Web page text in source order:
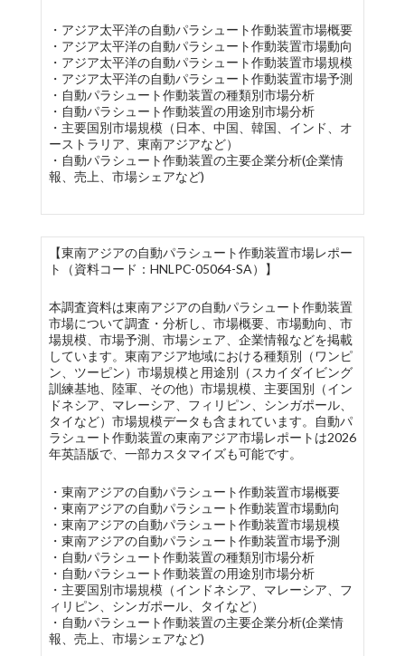
・アジア太平洋の自動パラシュート作動装置市場概要
・アジア太平洋の自動パラシュート作動装置市場動向
・アジア太平洋の自動パラシュート作動装置市場規模
・アジア太平洋の自動パラシュート作動装置市場予測
・自動パラシュート作動装置の種類別市場分析
・自動パラシュート作動装置の用途別市場分析
・主要国別市場規模（日本、中国、韓国、インド、オ
ーストラリア、東南アジアなど）
・自動パラシュート作動装置の主要企業分析(企業情
報、売上、市場シェアなど)
【東南アジアの自動パラシュート作動装置市場レポー
ト（資料コード：HNLPC-05064-SA）】
本調査資料は東南アジアの自動パラシュート作動装置
市場について調査・分析し、市場概要、市場動向、市
場規模、市場予測、市場シェア、企業情報などを掲載
しています。東南アジア地域における種類別（ワンピ
ン、ツーピン）市場規模と用途別（スカイダイビング
訓練基地、陸軍、その他）市場規模、主要国別（イン
ドネシア、マレーシア、フィリピン、シンガポール、
タイなど）市場規模データも含まれています。自動パ
ラシュート作動装置の東南アジア市場レポートは2026
年英語版で、一部カスタマイズも可能です。
・東南アジアの自動パラシュート作動装置市場概要
・東南アジアの自動パラシュート作動装置市場動向
・東南アジアの自動パラシュート作動装置市場規模
・東南アジアの自動パラシュート作動装置市場予測
・自動パラシュート作動装置の種類別市場分析
・自動パラシュート作動装置の用途別市場分析
・主要国別市場規模（インドネシア、マレーシア、フ
ィリピン、シンガポール、タイなど）
・自動パラシュート作動装置の主要企業分析(企業情
報、売上、市場シェアなど)